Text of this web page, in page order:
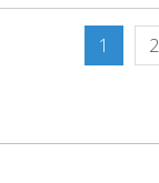
1 2